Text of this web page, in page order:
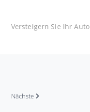
Versteigern Sie Ihr Auto
Nächste